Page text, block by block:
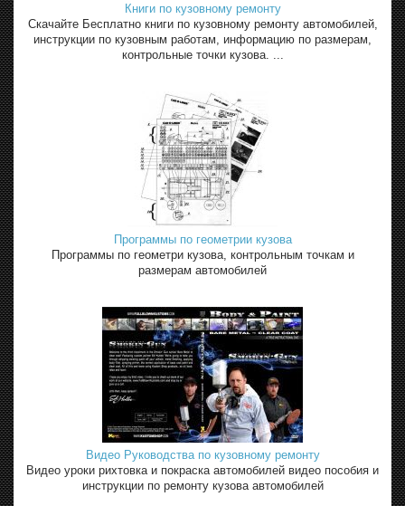
Книги по кузовному ремонту
Скачайте Бесплатно книги по кузовному ремонту автомобилей,
инструкции по кузовным работам, информацию по размерам,
контрольные точки кузова. ...
Программы по геометрии кузова
Программы по геометри кузова, контрольным точкам и
размерам автомобилей
Видео Руководства по кузовному ремонту
Видео уроки рихтовка и покраска автомобилей видео пособия и
инструкции по ремонту кузова автомобилей